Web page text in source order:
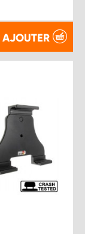
AJOUTER